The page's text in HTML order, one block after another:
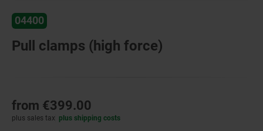
04400
Pull clamps (high force)
from €399.00
plus sales tax plus shipping costs